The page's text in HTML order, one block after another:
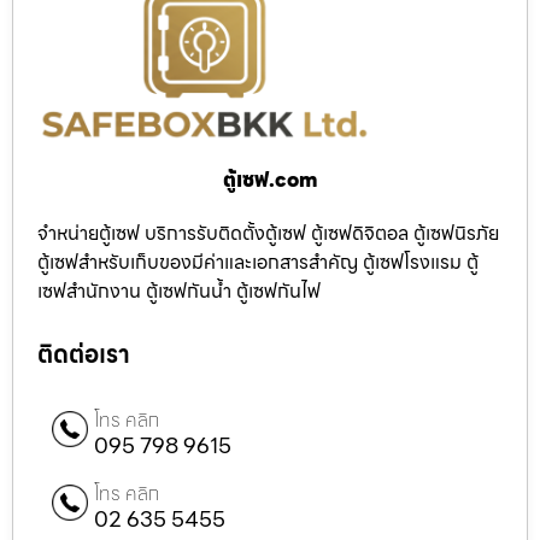
ตู้เซฟ.com
จำหน่ายตู้เซฟ บริการรับติดตั้งตู้เซฟ ตู้เซฟดิจิตอล ตู้เซฟนิรภัย
ตู้เซฟสำหรับเก็บของมีค่าและเอกสารสำคัญ ตู้เซฟโรงแรม ตู้
เซฟสำนักงาน ตู้เซฟกันน้ำ ตู้เซฟกันไฟ
ติดต่อเรา
โทร คลิก
095 798 9615
โทร คลิก
02 635 5455